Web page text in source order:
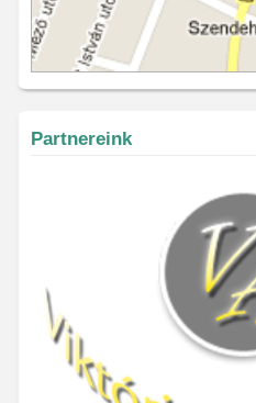
Partnereink